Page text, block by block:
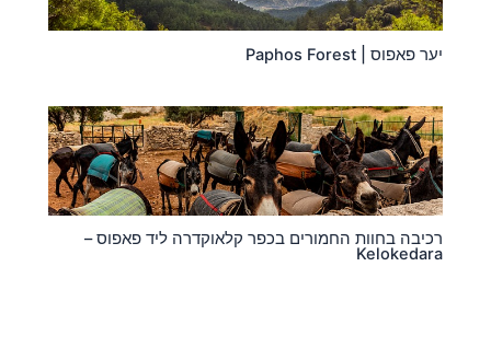
יער פאפוס | Paphos Forest
רכיבה בחוות החמורים בכפר קלאוקדרה ליד פאפוס –
Kelokedara